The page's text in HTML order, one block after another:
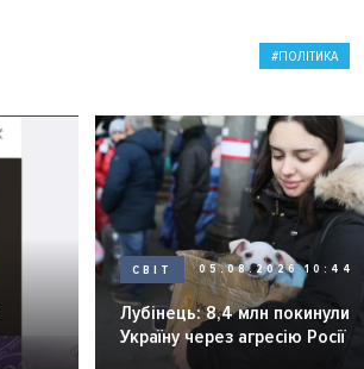
ПОЛІТИКА
СВІТ 05.08.2026 10:44
Лубінець: 8,4 млн покинули
Україну через агресію Росії